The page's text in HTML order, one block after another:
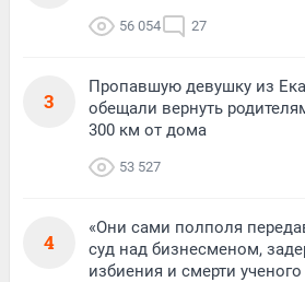
56 054 27
3
Пропавшую девушку из
обещали вернуть
300 км от дома
53 527
4
«Они сами полполя
суд над бизнесменом,
избиения и смерти ученого